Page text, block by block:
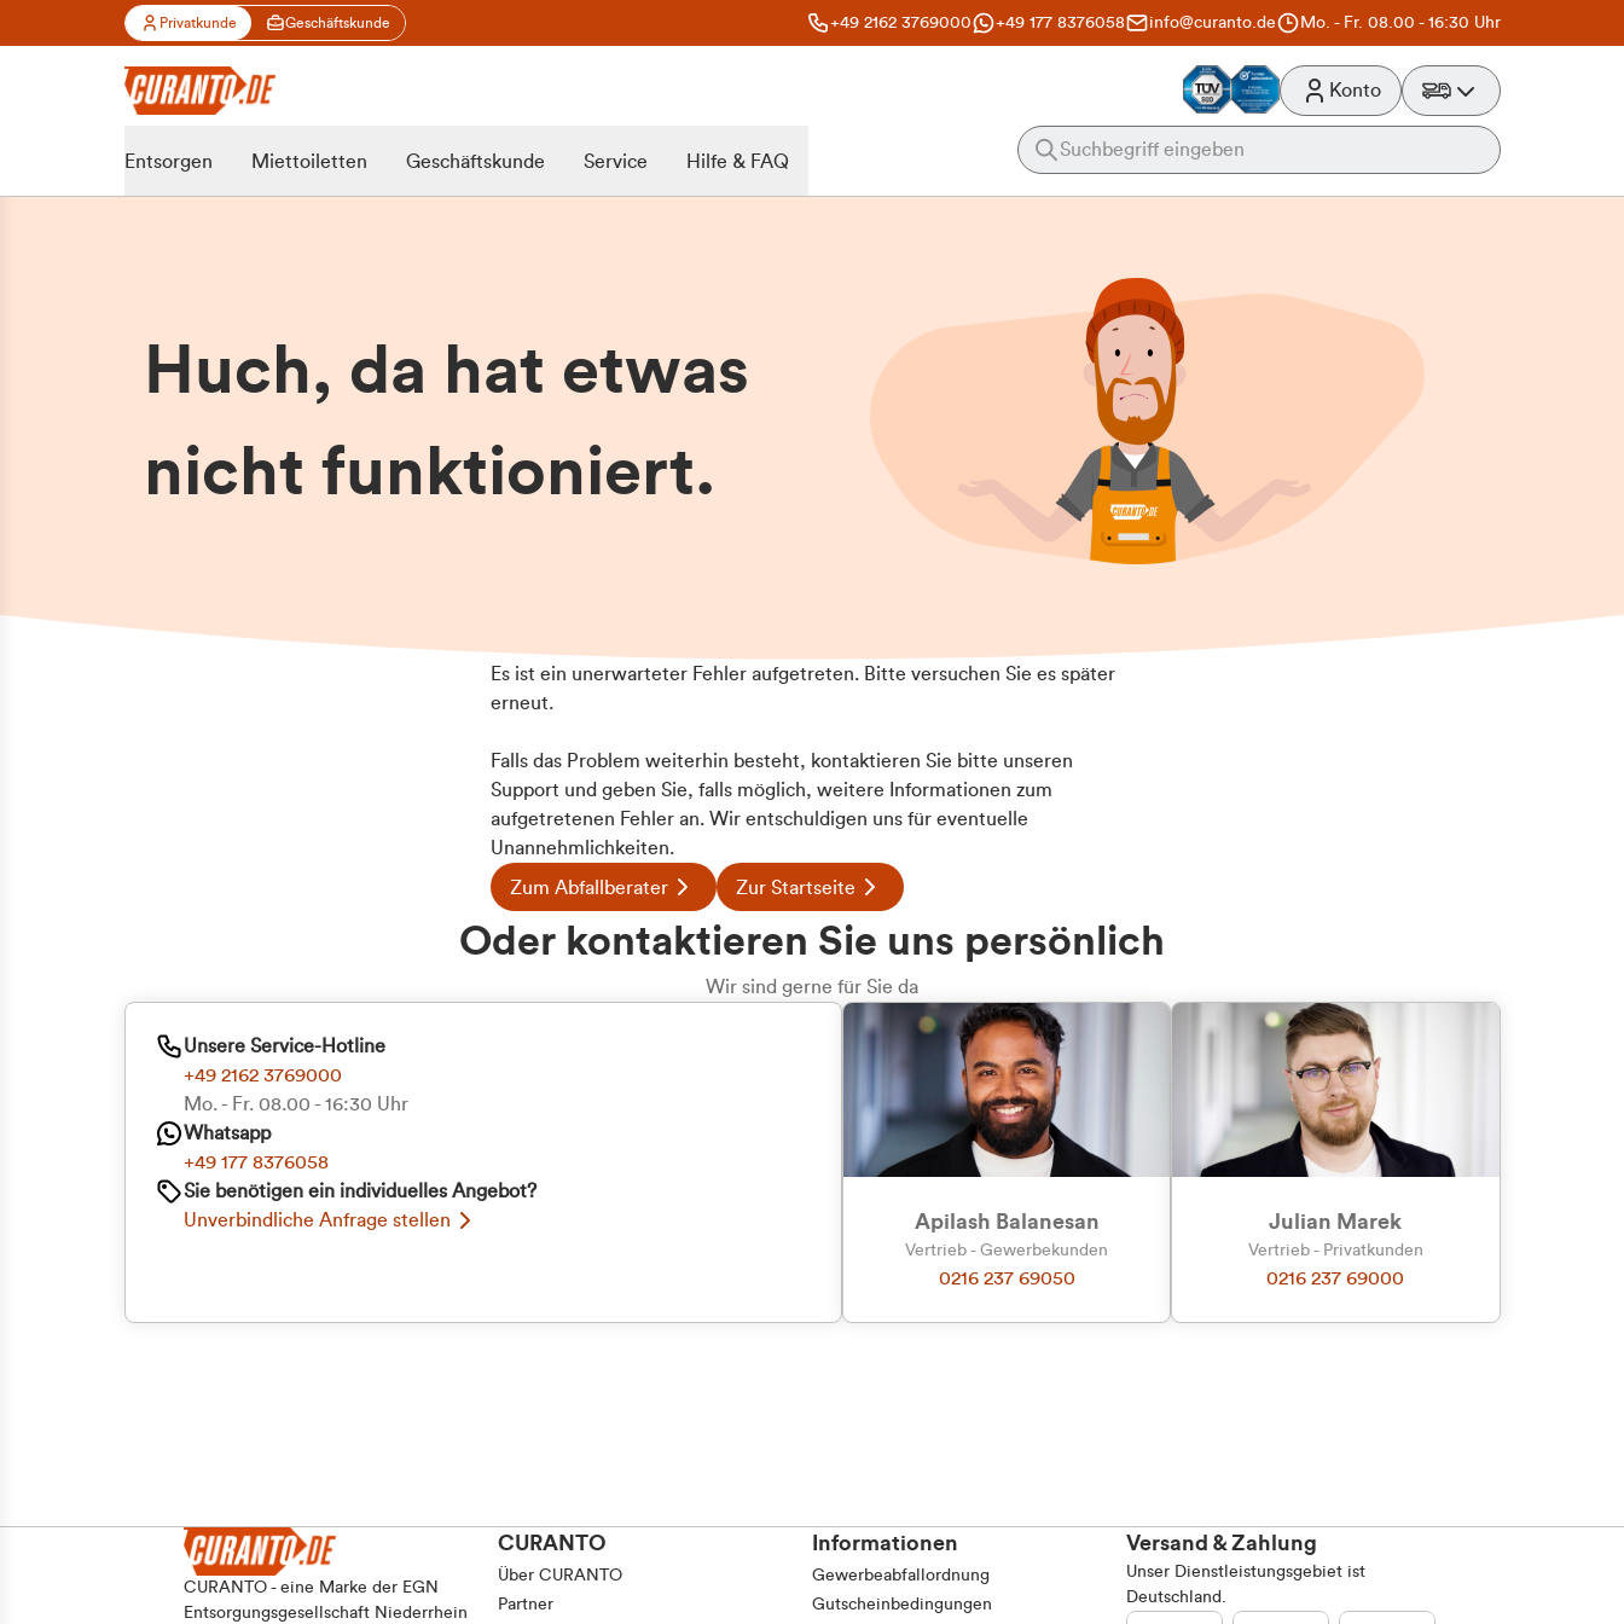
Privatkunde Geschäftskunde +49 2162 3769000 +49 177 8376058 info@curanto.de Mo. - Fr. 08.00 - 16:30 Uhr
Konto
Entsorgen Miettoiletten Geschäftskunde Service Hilfe & FAQ
Huch, da hat etwas
nicht funktioniert.
Es ist ein unerwarteter Fehler aufgetreten. Bitte versuchen Sie es später
erneut.
Falls das Problem weiterhin besteht, kontaktieren Sie bitte unseren
Support und geben Sie, falls möglich, weitere Informationen zum
aufgetretenen Fehler an. Wir entschuldigen uns für eventuelle
Unannehmlichkeiten.
Zum Abfallberater Zur Startseite
Oder kontaktieren Sie uns persönlich
Wir sind gerne für Sie da
Unsere Service-Hotline
+49 2162 3769000
Mo. - Fr. 08.00 - 16:30 Uhr
Whatsapp
+49 177 8376058
Sie benötigen ein individuelles Angebot?
Unverbindliche Anfrage stellen
Apilash Balanesan
Vertrieb - Gewerbekunden
0216 237 69050
Julian Marek
Vertrieb - Privatkunden
0216 237 69000
CURANTO - eine Marke der EGN
Entsorgungsgesellschaft Niederrhein
CURANTO
Über CURANTO
Partner
Informationen
Gewerbeabfallordnung
Gutscheinbedingungen
Versand & Zahlung
Unser Dienstleistungsgebiet ist
Deutschland.